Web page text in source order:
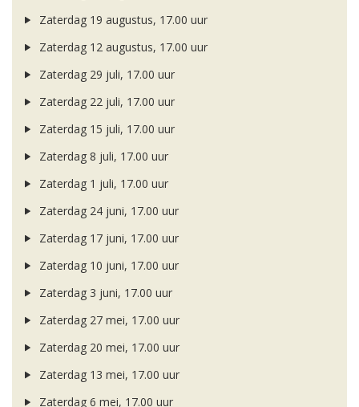
Zaterdag 19 augustus, 17.00 uur
Zaterdag 12 augustus, 17.00 uur
Zaterdag 29 juli, 17.00 uur
Zaterdag 22 juli, 17.00 uur
Zaterdag 15 juli, 17.00 uur
Zaterdag 8 juli, 17.00 uur
Zaterdag 1 juli, 17.00 uur
Zaterdag 24 juni, 17.00 uur
Zaterdag 17 juni, 17.00 uur
Zaterdag 10 juni, 17.00 uur
Zaterdag 3 juni, 17.00 uur
Zaterdag 27 mei, 17.00 uur
Zaterdag 20 mei, 17.00 uur
Zaterdag 13 mei, 17.00 uur
Zaterdag 6 mei, 17.00 uur